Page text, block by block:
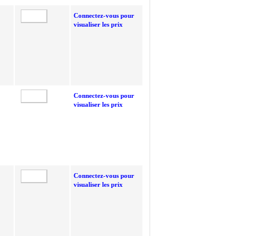
Connectez-vous pour
visualiser les prix
Connectez-vous pour
visualiser les prix
Connectez-vous pour
visualiser les prix